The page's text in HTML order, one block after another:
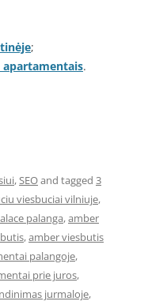
;
apartamentais.
,SEOand tagged 3
viesbuciai vilniuje,
palanga,amber
,amber viesbutis
palangoje,
prie juros,
jurmaloje,